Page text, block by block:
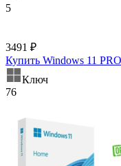
5
3491 ₽
Купить Windows 11
Ключ
76